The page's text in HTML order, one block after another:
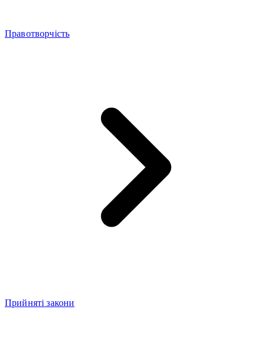
Правотворчість
Прийняті закони